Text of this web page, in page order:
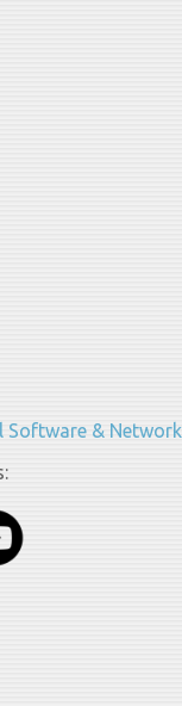
Software & Network